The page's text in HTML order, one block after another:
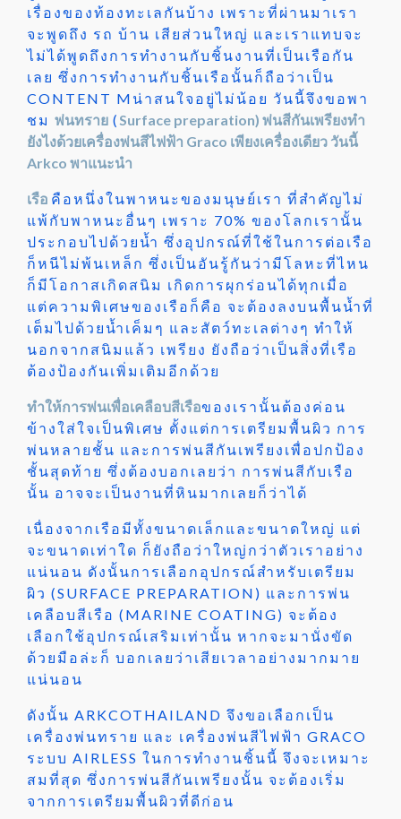
เรื่องของท้องทะเลกันบ้าง เพราะที่ผ่านมาเรา
จะพูดถึง รถ บ้าน เสียส่วนใหญ่ และเราแทบจะ
ไม่ได้พูดถึงการทำงานกับชิ้นงานที่เป็นเรือกัน
เลย ซึ่งการทำงานกับชิ้นเรือนั้นก็ถือว่าเป็น
CONTENT Mน่าสนใจอยู่ไม่น้อย วันนี้จึงขอพา
ชม พ่นทราย (Surface preparation) พ่นสีกันเพรียงทำ
ยังไงด้วยเครื่องพ่นสีไฟฟ้า Graco เพียงเครื่องเดียว วันนี้
Arkco พาแนะนำ
เรือ คือหนึ่งในพาหนะของมนุษย์เรา ที่สำคัญไม่
แพ้กับพาหนะอื่นๆ เพราะ 70% ของโลกเรานั้น
ประกอบไปด้วยน้ำ ซึ่งอุปกรณ์ที่ใช้ในการต่อเรือ
ก็หนีไม่พ้นเหล็ก ซึ่งเป็นอันรู้กันว่ามีโลหะที่ไหน
ก็มีโอกาสเกิดสนิม เกิดการผุกร่อนได้ทุกเมื่อ
แต่ความพิเศษของเรือก็คือ จะต้องลงบนพื้นน้ำที่
เต็มไปด้วยน้ำเค็มๆ และสัตว์ทะเลต่างๆ ทำให้
นอกจากสนิมแล้ว เพรียง ยังถือว่าเป็นสิ่งที่เรือ
ต้องป้องกันเพิ่มเติมอีกด้วย
ทำให้การพ่นเพื่อเคลือบสีเรือของเรานั้นต้องค่อน
ข้างใส่ใจเป็นพิเศษ ตั้งแต่การเตรียมพื้นผิว การ
พ่นหลายชั้น และการพ่นสีกันเพรียงเพื่อปกป้อง
ชั้นสุดท้าย ซึ่งต้องบอกเลยว่า การพ่นสีกับเรือ
นั้น อาจจะเป็นงานที่หินมากเลยก็ว่าได้
เนื่องจากเรือมีทั้งขนาดเล็กและขนาดใหญ่ แต่
จะขนาดเท่าใด ก็ยังถือว่าใหญ่กว่าตัวเราอย่าง
แน่นอน ดังนั้นการเลือกอุปกรณ์สำหรับเตรียม
ผิว (SURFACE PREPARATION) และการพ่น
เคลือบสีเรือ (MARINE COATING) จะต้อง
เลือกใช้อุปกรณ์เสริมเท่านั้น หากจะมานั่งขัด
ด้วยมือล่ะก็ บอกเลยว่าเสียเวลาอย่างมากมาย
แน่นอน
ดังนั้น ARKCOTHAILAND จึงขอเลือกเป็น
เครื่องพ่นทราย และ เครื่องพ่นสีไฟฟ้า GRACO
ระบบ AIRLESS ในการทำงานชิ้นนี้ จึงจะเหมาะ
สมที่สุด ซึ่งการพ่นสีกันเพรียงนั้น จะต้องเริ่ม
จากการเตรียมพื้นผิวที่ดีก่อน